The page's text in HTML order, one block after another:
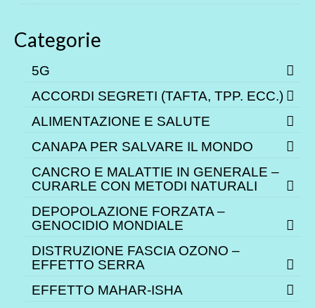
Categorie
5G
ACCORDI SEGRETI (TAFTA, TPP. ECC.)
ALIMENTAZIONE E SALUTE
CANAPA PER SALVARE IL MONDO
CANCRO E MALATTIE IN GENERALE –
CURARLE CON METODI NATURALI
DEPOPOLAZIONE FORZATA –
GENOCIDIO MONDIALE
DISTRUZIONE FASCIA OZONO –
EFFETTO SERRA
EFFETTO MAHAR-ISHA